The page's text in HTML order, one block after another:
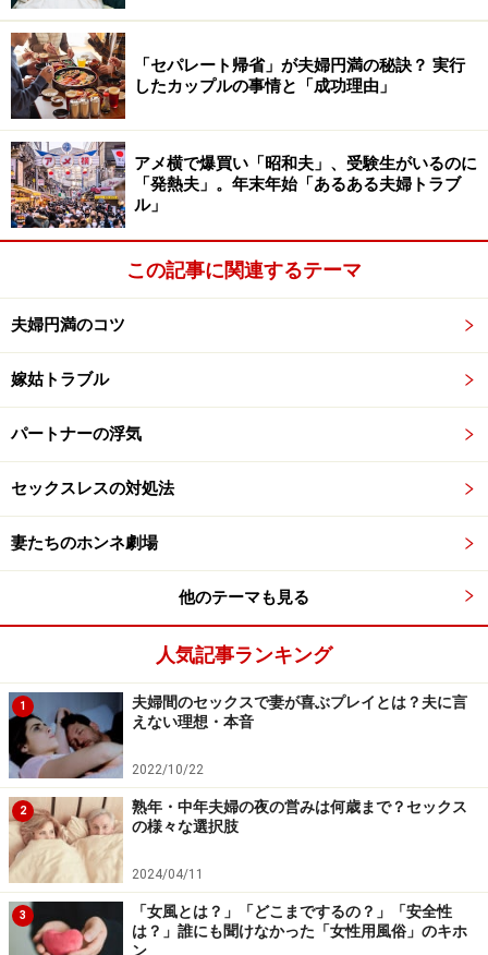
ら、子供本人の意見もきちんと聞くこと」とアドバイス
してくれたのは美咲さん（40歳・仮名）。
夫の浮気が離婚原因だったという美咲さん夫婦の場合、
親権は美咲さんが持つことはすぐに決まったものの、父
親としての元夫の立ち位置をどのように作っていくのか
を、離婚前にじっくり話し合ったそう。
「子供の意見を聞くといっても『パパとママのどっちを
選ぶの？』みたいな聞き方はNGです。離婚後にどんな生
活になり、子供自身にもどんな変化があるか（苗字が変
わるなど）をしっかり伝えて、子供にも意見があればち
ゃんと受け止めるようにしました。うちは小学4年生だ
が、時間をかけて少しずつ話をすることで、受け止める
準備をしてもらえたのではないかと思っています」
事例3：相手への執着を捨てて気持ちを整理
うとしすぎないことが大事だと思います。相手への執着
くれたのがさくらさん（35歳・仮名）。
嫁姑関係がうまくいかなかったことからメンタルに不調
をきたし、それが離婚の原因になったというさくらさん
は、正直、離婚を決めた後でも夫への未練が残っていた
のだそう。
「相手のことを憎んで、大嫌いになっての離婚じゃなか
ったですから、ずいぶん迷いました。こんな言い方をし
「セパレート帰省」が夫婦円満の秘訣？ 実行
したカップルの事情と「成功理由」
アメ横で爆買い「昭和夫」、受験生がいるのに
「発熱夫」。年末年始「あるある夫婦トラブ
ル」
この記事に関連するテーマ
夫婦円満のコツ
嫁姑トラブル
パートナーの浮気
セックスレスの対処法
妻たちのホンネ劇場
他のテーマも見る
人気記事ランキング
1
夫婦間のセックスで妻が喜ぶプレイとは？夫に言
えない理想・本音
2022/10/22
2
熟年・中年夫婦の夜の営みは何歳まで？セックス
の様々な選択肢
2024/04/11
3
「女風とは？」「どこまでするの？」「安全性
は？」誰にも聞けなかった「女性用風俗」のキホ
ン